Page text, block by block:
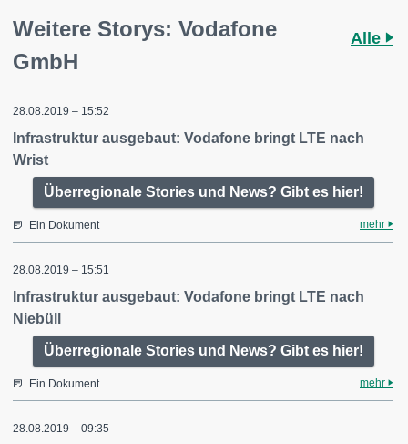
Weitere Storys: Vodafone
GmbH
Alle
28.08.2019 – 15:52
Infrastruktur ausgebaut: Vodafone bringt LTE nach
Wrist
Überregionale Stories und News? Gibt es hier!
Ein Dokument mehr
28.08.2019 – 15:51
Infrastruktur ausgebaut: Vodafone bringt LTE nach
Niebüll
Überregionale Stories und News? Gibt es hier!
Ein Dokument mehr
28.08.2019 – 09:35